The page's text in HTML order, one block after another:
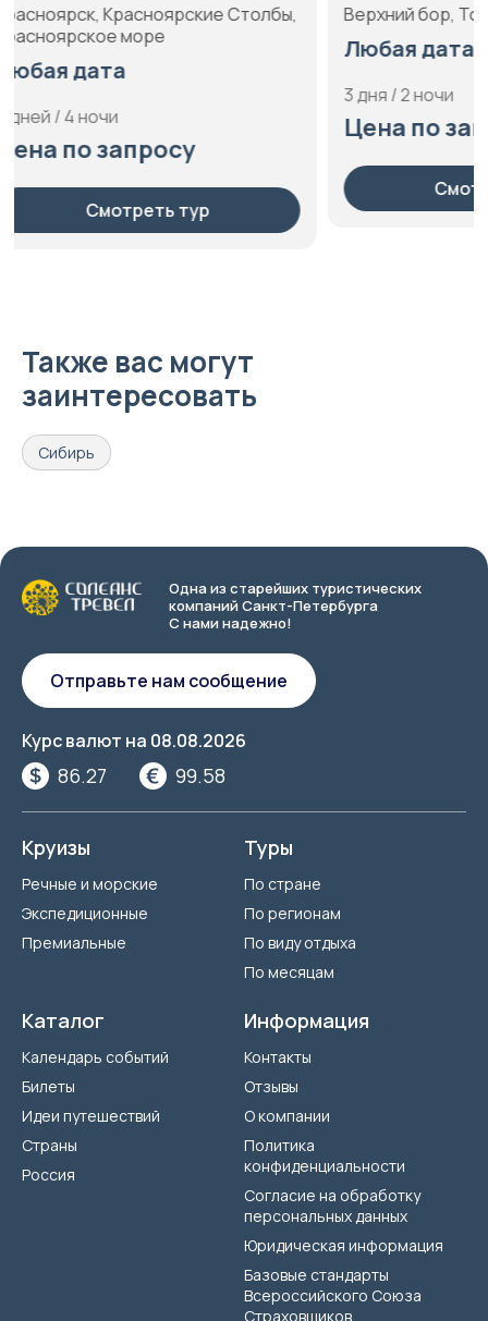
Верхний бор, Тобольск, Тюмень
Любая дата
Цена по запросу
Смотреть тур
Абалак,
изделий,
Тюмень,
острог
Любая
4 дня / 3
Цена
Также вас могут
заинтересовать
Сибирь
Одна из старейших туристических
компаний Санкт-Петербурга
С нами надежно!
Курс валют на 08.08.2026
86.27 99.58
Отправьте нам сообщение
Круизы
Речные и морские
Экспедиционные
Премиальные
Туры
По стране
По регионам
По виду отдыха
По месяцам
Каталог
Календарь событий
Билеты
Идеи путешествий
Страны
Россия
Информация
Контакты
Отзывы
О компании
Политика
конфиденциальности
Согласие на обработку
персональных данных
Юридическая информация
Базовые стандарты
Всероссийского Союза
Страховщиков